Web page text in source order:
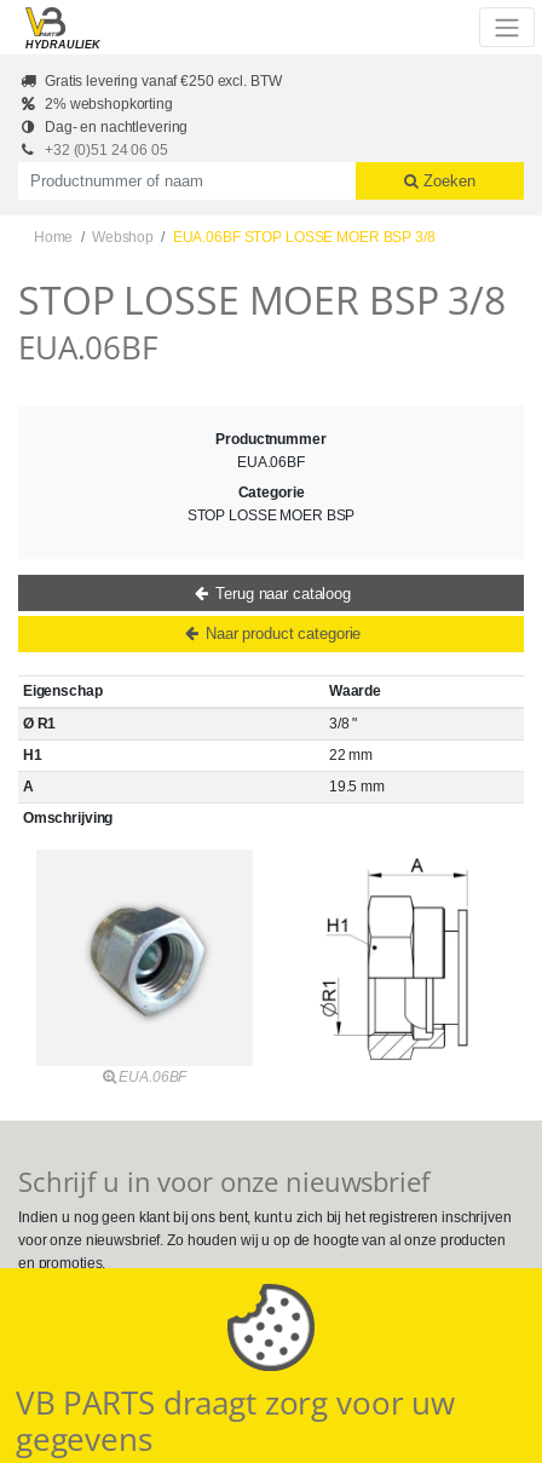
Skip to main content
HYDRAULIEK
Gratis levering vanaf €250 excl. BTW
2% webshopkorting
Dag- en nachtlevering
+32 (0)51 24 06 05
Productnummer of naam
Zoeken
Home Webshop EUA.06BF STOP LOSSE MOER BSP 3/8
STOP LOSSE MOER BSP 3/8
EUA.06BF
Eigenschap
Waarde
Ø R1
3/8 "
H1
22 mm
A
19.5 mm
Omschrijving
EUA.06BF
Productnummer
EUA.06BF
Categorie
STOP LOSSE MOER BSP
Terug naar cataloog
Naar product categorie
Schrijf u in voor onze nieuwsbrief
Indien u nog geen klant bij ons bent, kunt u zich bij het registreren inschrijven
voor onze nieuwsbrief. Zo houden wij u op de hoogte van al onze producten
en promoties.
Volg ons op Social Media
VB PARTS draagt zorg voor uw
gegevens